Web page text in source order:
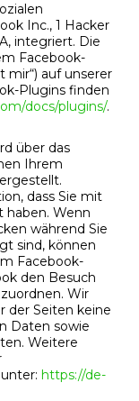
Inc., 1 Hacker
integriert. Die
Facebook-
mir“) auf unserer
Plugins finden
docs/plugins/.
über das
Ihrem
dass Sie mit
haben. Wenn
während Sie
sind, können
Facebook-
den Besuch
Wir
der Seiten keine
Daten sowie
Weitere
https://de-